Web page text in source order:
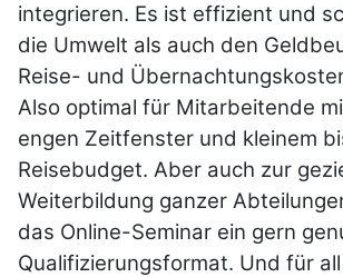
integrieren. Es ist effizient und
die Umwelt als auch den
Reise- und
Also optimal für Mitarbeitende
engen Zeitfenster und kleinem
Reisebudget. Aber auch zur
Weiterbildung ganzer
das Online-Seminar ein gern
Qualifizierungsformat. Und für